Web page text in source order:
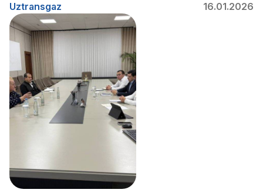
Uztransgaz 16.01.2026